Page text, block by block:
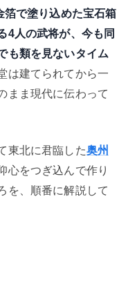
で塗り込めた宝石箱
4人の武将が、今も同
も類を見ないタイム
は建てられてから一
まま現代に伝わって
東北に君臨した奥州
心をつぎ込んで作り
を、順番に解説して